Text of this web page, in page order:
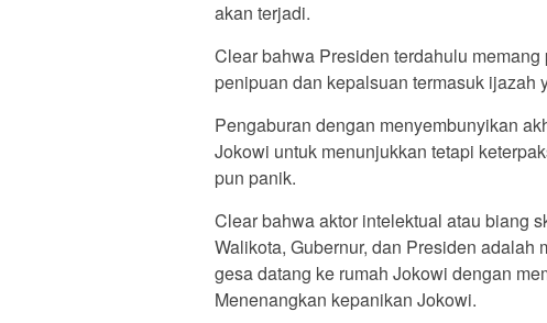
akan terjadi.
Clear bahwa Presiden terdahulu
penipuan dan kepalsuan termasuk ijazah
Pengaburan dengan menyembunyikan
Jokowi untuk menunjukkan tetapi
pun panik.
Clear bahwa aktor intelektual atau biang
Walikota, Gubernur, dan Presiden adalah
gesa datang ke rumah Jokowi dengan
Menenangkan kepanikan Jokowi.